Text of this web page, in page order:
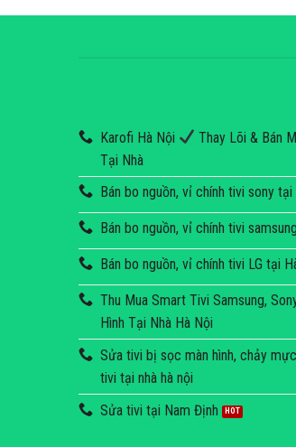
Karofi Hà Nội
Thay Lõi & Bán
Tại Nhà
Bán bo nguồn, vỉ chính tivi sony tại
Bán bo nguồn, vỉ chính tivi
Bán bo nguồn, vỉ chính tivi LG tại
Thu Mua Smart Tivi Samsung,
Hình Tại Nhà Hà Nội
Sửa tivi bị sọc màn hình, chảy
tivi tại nhà hà nội
Sửa tivi tại Nam Định